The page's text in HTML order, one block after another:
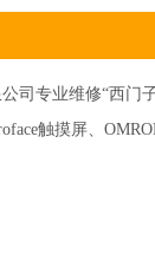
业维修“西门子
触摸屏、